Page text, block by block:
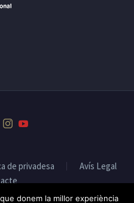
de privadesa
Avís Legal
donem la millor experiència